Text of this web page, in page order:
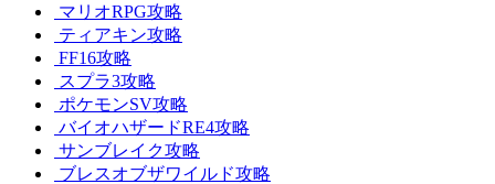
マリオRPG攻略
ティアキン攻略
FF16攻略
スプラ3攻略
ポケモンSV攻略
バイオハザードRE4攻略
サンブレイク攻略
ブレスオブザワイルド攻略